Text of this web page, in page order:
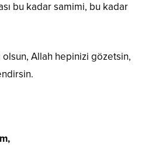
bu kadar samimi, bu kadar
olsun, Allah hepinizi gözetsin,